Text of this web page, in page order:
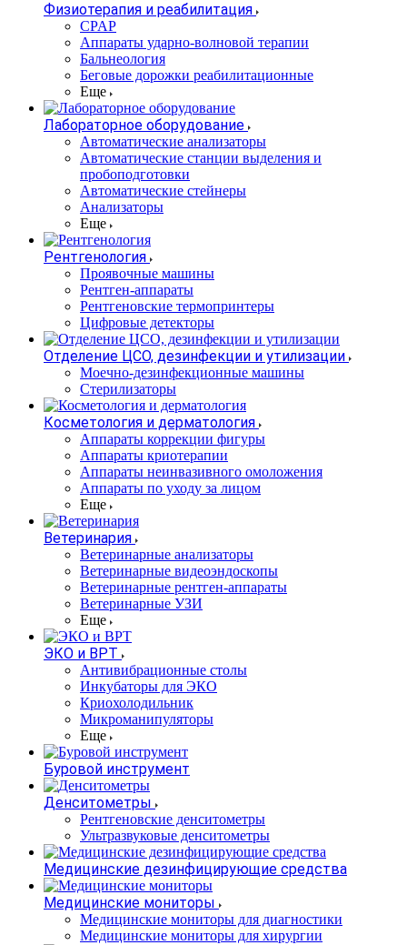
Физиотерапия и реабилитация
CPAP
Аппараты ударно-волновой терапии
Бальнеология
Беговые дорожки реабилитационные
Еще
Лабораторное оборудование
Автоматические анализаторы
Автоматические станции выделения и
пробоподготовки
Автоматические стейнеры
Анализаторы
Еще
Рентгенология
Проявочные машины
Рентген-аппараты
Рентгеновские термопринтеры
Цифровые детекторы
Отделение ЦСО, дезинфекции и утилизации
Моечно-дезинфекционные машины
Стерилизаторы
Косметология и дерматология
Аппараты коррекции фигуры
Аппараты криотерапии
Аппараты неинвазивного омоложения
Аппараты по уходу за лицом
Еще
Ветеринария
Ветеринарные анализаторы
Ветеринарные видеоэндоскопы
Ветеринарные рентген-аппараты
Ветеринарные УЗИ
Еще
ЭКО и ВРТ
Антивибрационные столы
Инкубаторы для ЭКО
Криохолодильник
Микроманипуляторы
Еще
Буровой инструмент
Денситометры
Рентгеновские денситометры
Ультразвуковые денситометры
Медицинские дезинфицирующие средства
Медицинские мониторы
Медицинские мониторы для диагностики
Медицинские мониторы для хирургии